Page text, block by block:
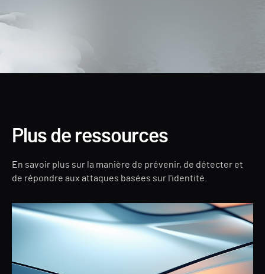
Plus de ressources
En savoir plus sur la manière de prévenir, de détecter et
de répondre aux attaques basées sur l'identité.